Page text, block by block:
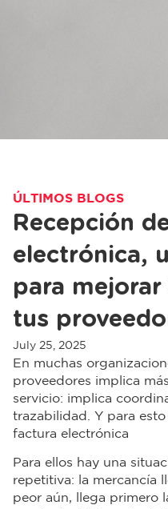
ÚLTIMOS BLOGS
Recepción
electrónica,
para
tus
July 25, 2025
En muchas
proveedores implica
servicio: implica
trazabilidad. Y para
factura electrónica
Para ellos hay una
repetitiva: la mercancía
peor aún, llega primero